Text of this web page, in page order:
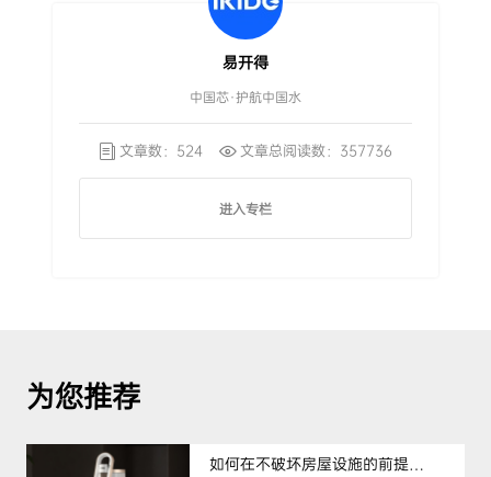
易开得
中国芯·护航中国水
文章数：524 文章总阅读数：357736
进入专栏
为您推荐
如何在不破坏房屋设施的前提下，挑选到合适的租房净水器